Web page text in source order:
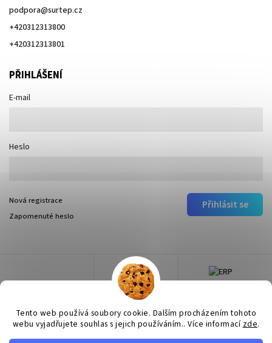
Tento web používá soubory cookie. Dalším procházením tohoto
webu vyjadřujete souhlas s jejich používáním.. Více informací zde.
podpora@surtep.cz
+420312313800
+420312313801
PŘIHLÁŠENÍ
E-mail
Heslo
Přihlásit se
Nová registrace
Zapomenuté heslo